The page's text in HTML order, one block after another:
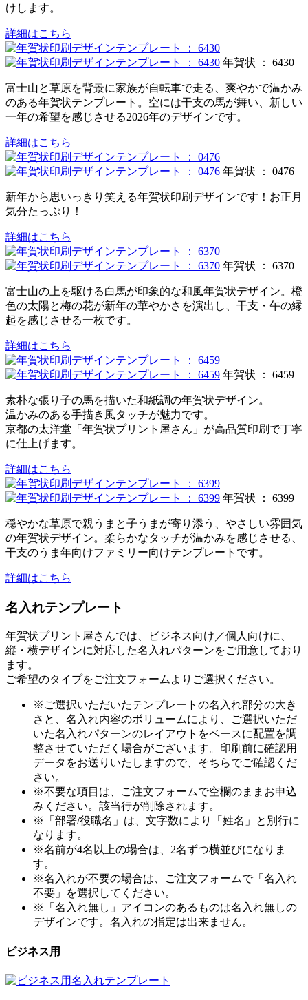
けします。
詳細はこちら
年賀状 ： 6430
富士山と草原を背景に家族が自転車で走る、爽やかで温かみ
のある年賀状テンプレート。空には干支の馬が舞い、新しい
一年の希望を感じさせる2026年のデザインです。
詳細はこちら
年賀状 ： 0476
新年から思いっきり笑える年賀状印刷デザインです！お正月
気分たっぷり！
詳細はこちら
年賀状 ： 6370
富士山の上を駆ける白馬が印象的な和風年賀状デザイン。橙
色の太陽と梅の花が新年の華やかさを演出し、干支・午の縁
起を感じさせる一枚です。
詳細はこちら
年賀状 ： 6459
素朴な張り子の馬を描いた和紙調の年賀状デザイン。
温かみのある手描き風タッチが魅力です。
京都の太洋堂「年賀状プリント屋さん」が高品質印刷で丁寧
に仕上げます。
詳細はこちら
年賀状 ： 6399
穏やかな草原で親うまと子うまが寄り添う、やさしい雰囲気
の年賀状デザイン。柔らかなタッチが温かみを感じさせる、
干支のうま年向けファミリー向けテンプレートです。
詳細はこちら
名入れテンプレート
年賀状プリント屋さんでは、ビジネス向け／個人向けに、
縦・横デザインに対応した名入れパターンをご用意しており
ます。
ご希望のタイプをご注文フォームよりご選択ください。
※ご選択いただいたテンプレートの名入れ部分の大き
さと、名入れ内容のボリュームにより、ご選択いただ
いた名入れパターンのレイアウトをベースに配置を調
整させていただく場合がございます。印刷前に確認用
データをお送りいたしますので、そちらでご確認くだ
さい。
※不要な項目は、ご注文フォームで空欄のままお申込
みください。該当行が削除されます。
※「部署/役職名」は、文字数により「姓名」と別行に
なります。
※名前が4名以上の場合は、2名ずつ横並びになりま
す。
※名入れが不要の場合は、ご注文フォームで「名入れ
不要」を選択してください。
※「名入れ無し」アイコンのあるものは名入れ無しの
デザインです。名入れの指定は出来ません。
ビジネス用